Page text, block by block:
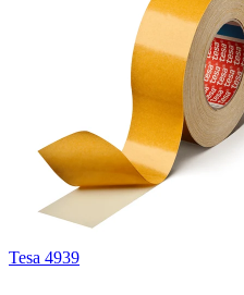
Tesa 4939